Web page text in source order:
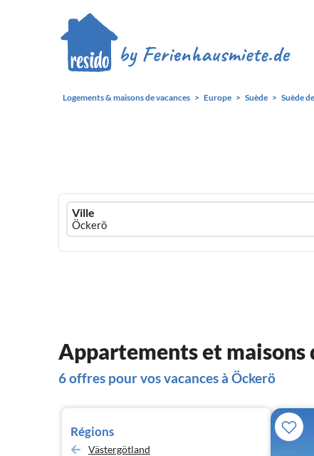
Logements & maisons de vacances Europe Suède Suède
Ferienhausmiete
logo
Ville
Appartements et maisons
6 offres pour vos vacances à Öckerö
Régions
Västergötland